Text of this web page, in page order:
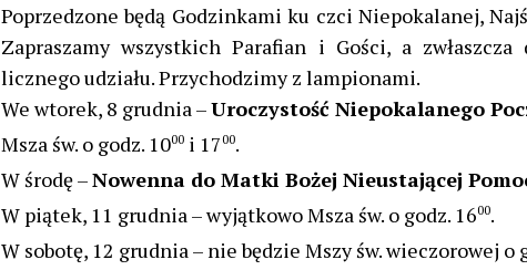
Poprzedzone będą Godzinkami ku czci Niepokalanej,
Zapraszamy wszystkich Parafian i Gości, a
licznego udziału. Przychodzimy z lampionami.
We wtorek, 8 grudnia –Uroczystość Niepokalanego
Msza św. o godz. 1000 i 17 00.
W środę –Nowenna do Matki Bożej Nieustającej
W piątek, 11 grudnia – wyjątkowo Msza św. o godz. 1600.
W sobotę, 12 grudnia – nie będzie Mszy św. wieczorowej o